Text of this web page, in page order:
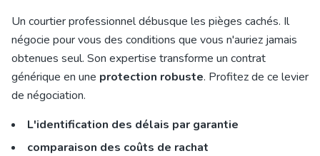
Un courtier professionnel débusque les pièges cachés. Il
négocie pour vous des conditions que vous n'auriez jamais
obtenues seul. Son expertise transforme un contrat
générique en une protection robuste. Profitez de ce levier
de négociation.
L'identification des délais par garantie
comparaison des coûts de rachat